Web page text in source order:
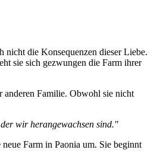
die Konsequenzen dieser Liebe.
sie sich gezwungen die Farm ihrer
anderen Familie. Obwohl sie nicht
wir herangewachsen sind."
Farm in Paonia um. Sie beginnt